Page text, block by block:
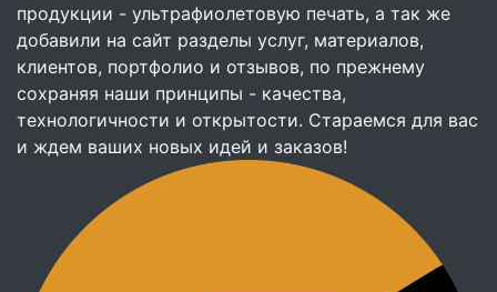
продукции - ультрафиолетовую печать, а так же
добавили на сайт разделы услуг, материалов,
клиентов, портфолио и отзывов, по прежнему
сохраняя наши принципы - качества,
технологичности и открытости. Стараемся для вас
и ждем ваших новых идей и заказов!